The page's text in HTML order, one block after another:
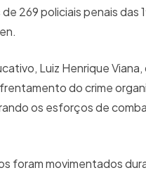
269 policiais penais das
Luiz Henrique
do crime
os esforços de
foram movimentados